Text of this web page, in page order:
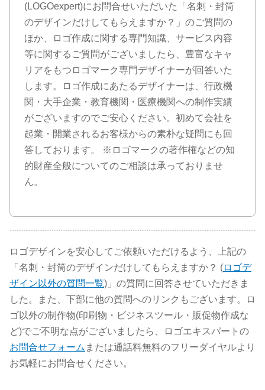
(LOGOexpert)にお問合せいただいた「名刺・封筒
のデザインだけしてもらえますか？」のご質問の
ほか、ロゴ作成に関する専門知識、サービス内容
等に関するご質問がございましたら、豊富なキャ
リアをもつロゴマーク専門デザイナーが回答いた
します。ロゴ作成にあたるデザイナーは、行政機
関・大手企業・教育機関・医療機関への制作実績
がございますのでご安心ください。初めて会社を
起業・開業されるお客様からの素朴な疑問にも回
答しております。 ※ロゴマークの著作権などの知
的財産全般についてのご相談は承っておりませ
ん。
ロゴデザインを安心してご依頼いただけるよう、上記の
「名刺・封筒のデザインだけしてもらえますか？ (ロゴデ
ザイン以外の質問一覧)」の質問に回答させていただきま
した。また、下部に他の質問へのリンクもございます。ロ
ゴ以外の制作物(印刷物・ビジネスツール・販促物作成な
ど)でご不明な点がございましたら、ロゴエキスパートの
お問合せフォーム または通話料無料のフリーダイヤルより
お気軽にお問合せください。